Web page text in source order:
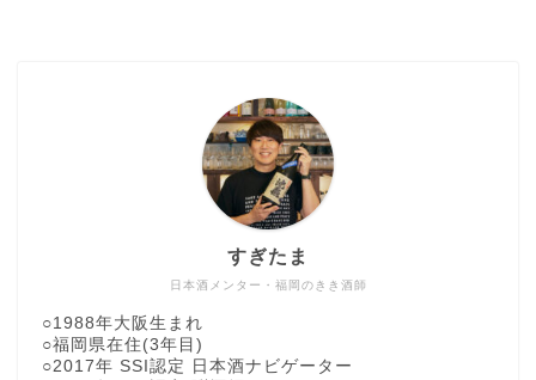
日本酒メンター・福岡のきき酒師
すぎたま
○1988年大阪生まれ
○福岡県在住(3年目)
○2017年 SSI認定 日本酒ナビゲーター